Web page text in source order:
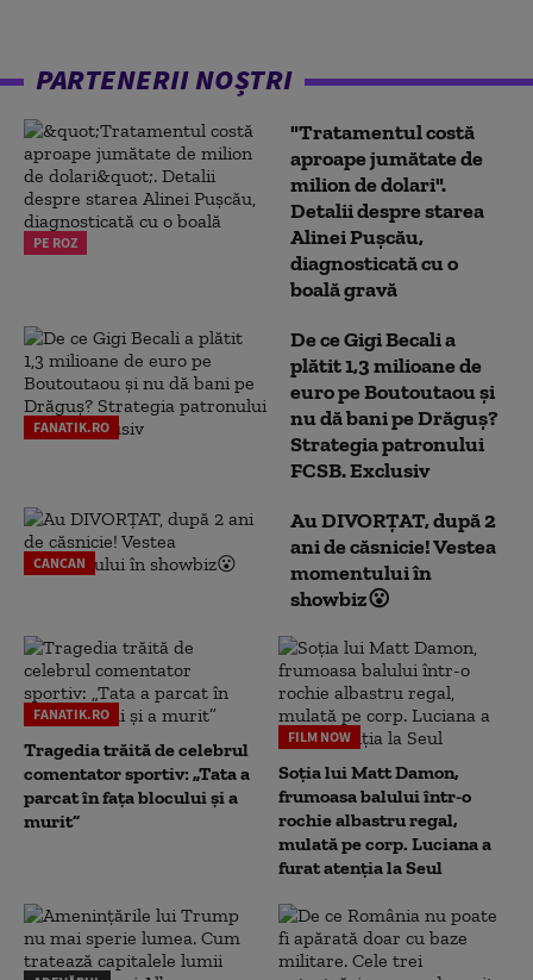
PARTENERII NOȘTRI
PE ROZ
"Tratamentul costă
aproape jumătate de
milion de dolari".
Detalii despre starea
Alinei Pușcău,
diagnosticată cu o
boală gravă
FANATIK.RO
De ce Gigi Becali a
plătit 1,3 milioane de
euro pe Boutoutaou și
nu dă bani pe Drăguș?
Strategia patronului
FCSB. Exclusiv
CANCAN
Au DIVORȚAT, după 2
ani de căsnicie! Vestea
momentului în
showbiz😮
FANATIK.RO
Tragedia trăită de celebrul
comentator sportiv: „Tata a
parcat în fața blocului și a
murit”
FILM NOW
Soția lui Matt Damon,
frumoasa balului într-o
rochie albastru regal,
mulată pe corp. Luciana a
furat atenția la Seul